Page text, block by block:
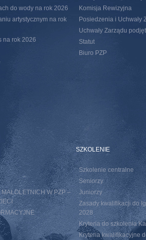
do wody na rok 2026
artystycznym na rok
na rok 2026
Komisja Rewizyjna
Posiedzenia i Uchwały
Uchwały Zarządu
Statut
Biuro PZP
W PZP –
SZKOLENIE
Szkolenie centralne
Seniorzy
Juniorzy
Zasady kwalifikacji do
2028
Kryteria do szkolenia
Kryteria kwalifikacyjne